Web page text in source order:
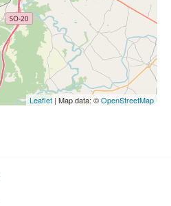
Leaflet | Map data: ©OpenStreetMap